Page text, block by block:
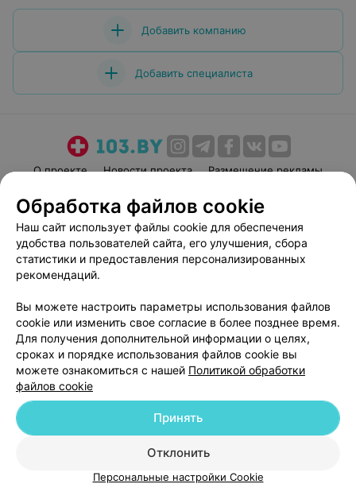
Добавить компанию
Добавить специалиста
О проекте Новости проекта
Размещение рекламы
Пользовательское соглашение
Способы оплаты
Вакансии
Партнеры
Написать руководителю 103.by
Персональные настройки cookie
Обработка персональных данных
© 2026 ООО «Артокс Лаб», УНП 191700409| 220012, Республика Беларусь,
г. Минск, улица Толбухина, 2, пом. 16 | help@103.by
Служба поддержки +375 291212755
Обработка файлов cookie
Наш сайт использует файлы cookie для обеспечения
удобства пользователей сайта, его улучшения, сбора
статистики и предоставления персонализированных
рекомендаций.
Вы можете настроить параметры использования файлов
cookie или изменить свое согласие в более позднее время.
Для получения дополнительной информации о целях,
сроках и порядке использования файлов cookie вы
можете ознакомиться с нашей Политикой обработки
файлов cookie
Отклонить
Принять
Персональные настройки Cookie